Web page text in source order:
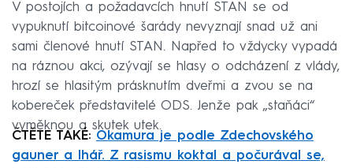
V postojích a požadavcích hnutí STAN se od
vypuknutí bitcoinové šarády nevyznají snad už ani
sami členové hnutí STAN. Napřed to vždycky vypadá
na ráznou akci, ozývají se hlasy o odcházení z vlády,
hrozí se hlasitým prásknutím dveřmi a zvou se na
kobereček představitelé ODS. Jenže pak „staňáci“
vyměknou a skutek utek.
ČTĚTE TAKÉ: Okamura je podle Zdechovského
gauner a lhář. Z rasismu koktal a počurával se,